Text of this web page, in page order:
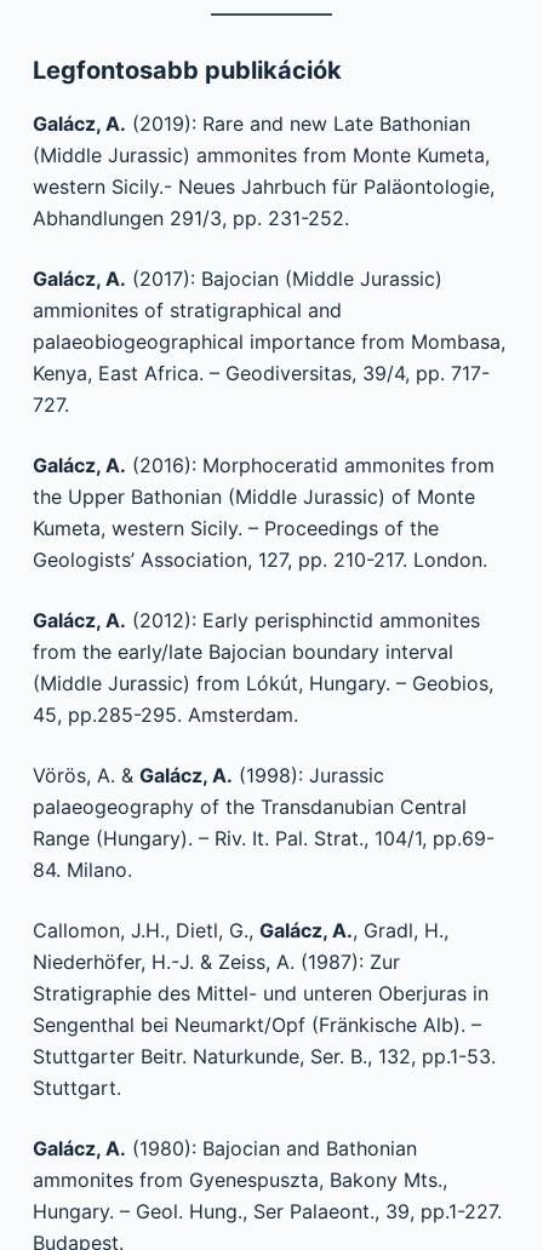
Legfontosabb publikációk
Galácz, A. (2019): Rare and new Late Bathonian
(Middle Jurassic) ammonites from Monte Kumeta,
western Sicily.- Neues Jahrbuch für Paläontologie,
Abhandlungen 291/3, pp. 231-252.
Galácz, A. (2017): Bajocian (Middle Jurassic)
ammionites of stratigraphical and
palaeobiogeographical importance from Mombasa,
Kenya, East Africa. – Geodiversitas, 39/4, pp. 717-
727.
Galácz, A. (2016): Morphoceratid ammonites from
the Upper Bathonian (Middle Jurassic) of Monte
Kumeta, western Sicily. – Proceedings of the
Geologists’ Association, 127, pp. 210-217. London.
Galácz, A. (2012): Early perisphinctid ammonites
from the early/late Bajocian boundary interval
(Middle Jurassic) from Lókút, Hungary. – Geobios,
45, pp.285-295. Amsterdam.
Vörös, A. & Galácz, A. (1998): Jurassic
palaeogeography of the Transdanubian Central
Range (Hungary). – Riv. It. Pal. Strat., 104/1, pp.69-
84. Milano.
Callomon, J.H., Dietl, G., Galácz, A., Gradl, H.,
Niederhöfer, H.-J. & Zeiss, A. (1987): Zur
Stratigraphie des Mittel- und unteren Oberjuras in
Sengenthal bei Neumarkt/Opf (Fränkische Alb). –
Stuttgarter Beitr. Naturkunde, Ser. B., 132, pp.1-53.
Stuttgart.
Galácz, A. (1980): Bajocian and Bathonian
ammonites from Gyenespuszta, Bakony Mts.,
Hungary. – Geol. Hung., Ser Palaeont., 39, pp.1-227.
Budapest.